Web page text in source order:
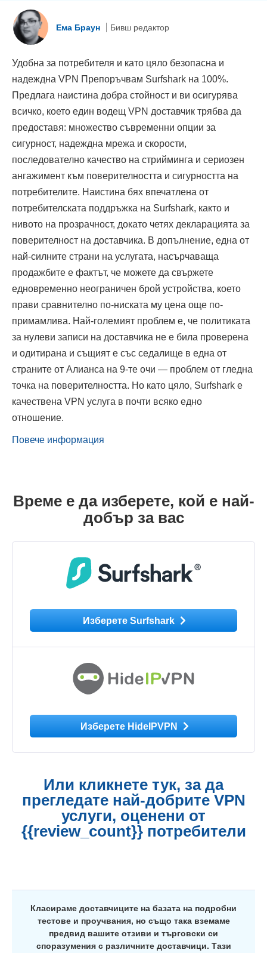
Eма Браун Бивш редактор
Удобна за потребителя и като цяло безопасна и
надеждна VPN Препоръчвам Surfshark на 100%.
Предлага наистина добра стойност и ви осигурява
всичко, което един водещ VPN доставчик трябва да
предоставя: множество съвременни опции за
сигурност, надеждна мрежа и скорости,
последователно качество на стрийминга и сериозен
ангажимент към поверителността и сигурността на
потребителите. Наистина бях впечатлена от
потребителската поддръжка на Surfshark, както и
нивото на прозрачност, докато четях декларацията за
поверителност на доставчика. В допълнение, една от
най-силните страни на услугата, насърчаваща
продажбите е фактът, че можете да свържете
едновременно неограничен брой устройства, което
прави сравнително по-ниската му цена още по-
примамлива. Най-големият проблем е, че политиката
за нулеви записи на доставчика не е била проверена
и одитирана и същият е със седалище в една от
страните от Алианса на 9-те очи — проблем от гледна
точка на поверителността. Но като цяло, Surfshark е
качествена VPN услуга в почти всяко едно
отношение.
Повече информация
Време е да изберете, кой е най-
добър за вас
Изберете Surfshark
Изберете HideIPVPN
Или кликнете тук, за да
прегледате най-добрите VPN
услуги, оценени от
{{review_count}} потребители
Класираме доставчиците на базата на подробни
тестове и проучвания, но също така вземаме
предвид вашите отзиви и търговски си
споразумения с различните доставчици. Тази